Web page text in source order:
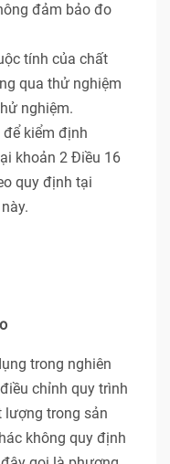
đảm bảo đo
tính của chất
qua thử nghiệm
nghiệm.
kiểm định
khoản 2 Điều 16
quy định tại
trong nghiên
chỉnh quy trình
lượng trong sản
không quy định